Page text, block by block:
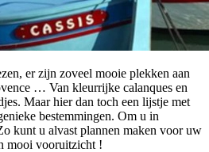
er zijn zoveel mooie plekken aan
… Van kleurrijke calanques en
Maar hier dan toch een lijstje met
bestemmingen. Om u in
kunt u alvast plannen maken voor uw
mooi vooruitzicht !